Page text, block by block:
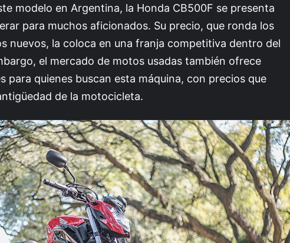
modelo en Argentina, la Honda CB500F se presenta
para muchos aficionados. Su precio, que ronda los
nuevos, la coloca en una franja competitiva dentro del
el mercado de motos usadas también ofrece
para quienes buscan esta máquina, con precios que
de la motocicleta.